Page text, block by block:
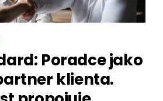
Poradce jako
klienta.